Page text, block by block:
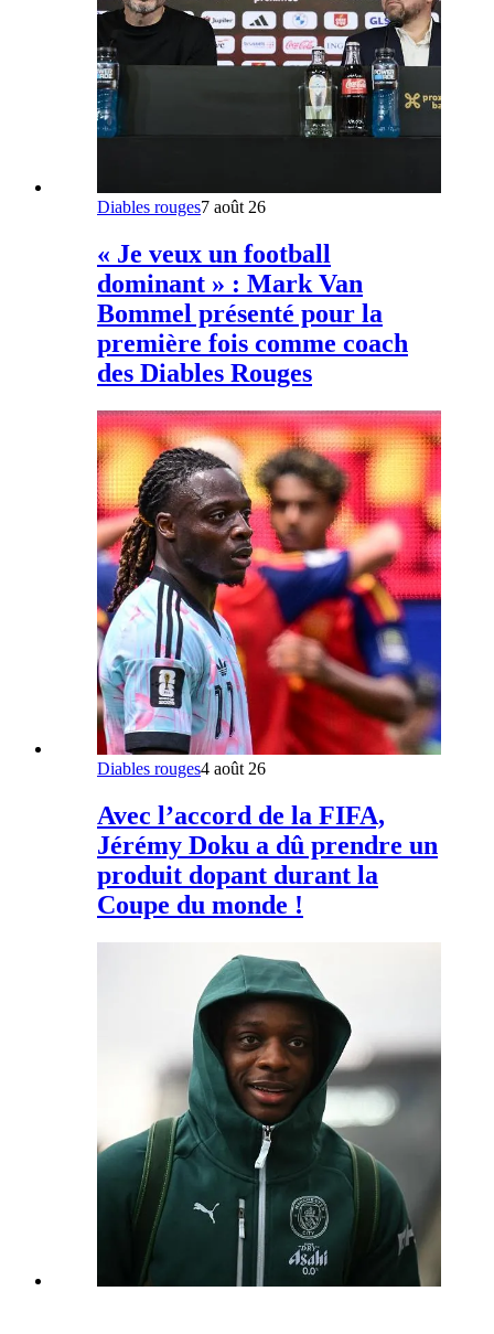
Diables rouges7 août 26
« Je veux un football
dominant » : Mark Van
Bommel présenté pour la
première fois comme coach
des Diables Rouges
Diables rouges4 août 26
Avec l’accord de la FIFA,
Jérémy Doku a dû prendre un
produit dopant durant la
Coupe du monde !